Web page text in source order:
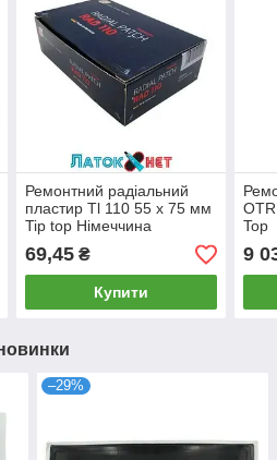
Ремонтний радіальний
пластир Tl 110 55 х 75 мм
Tip top Німеччина
69,45₴
Купити
ОТR
Top
9
–29%